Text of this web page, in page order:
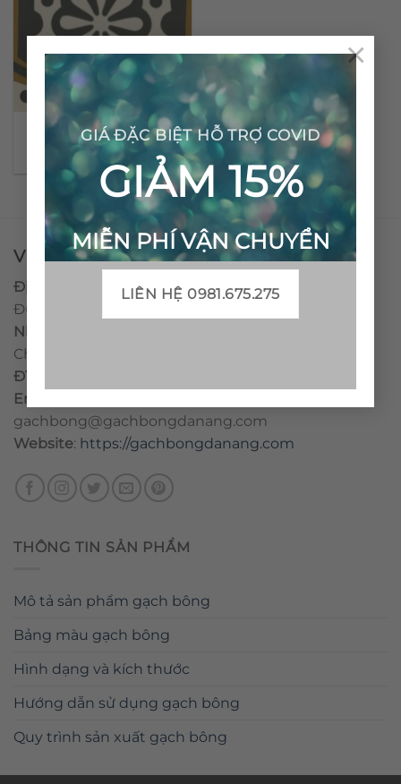
GIÁ ĐẶC BIỆT HỖ TRỢ COVID
GIẢM 15%
MIỄN PHÍ VẬN CHUYỂN
LIÊN HỆ 0981.675.275
×
Gạch bông cổ điển CTS
29.1
VPĐD - CTY TNHH GẠCH BÔNG VIỆT NAM
Địa chỉ:
CCN Quán Lát, Xã Đức Chánh, Huyện Mộ
Đức, Tỉnh Quảng Ngãi
Nhà máy miền trung:
Chánh, Huyện Mộ Đức, Tỉnh Quảng Ngãi, Việt Nam
ĐT
Email
gachbong@gachbongdanang.com
Website: https://gachbongdanang.com
THÔNG TIN SẢN PHẨM
Mô tả sản phẩm gạch bông
Bảng màu gạch bông
Hình dạng và kích thước
Hướng dẫn sử dụng gạch bông
Quy trình sản xuất gạch bông